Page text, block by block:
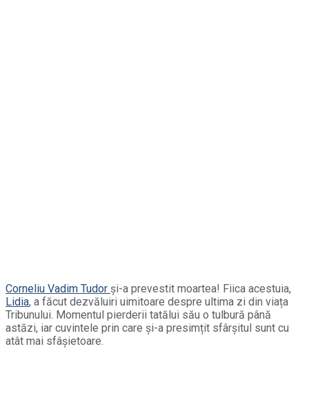
Corneliu Vadim Tudor și-a prevestit moartea! Fiica acestuia,
Lidia, a făcut dezvăluiri uimitoare despre ultima zi din viața
Tribunului. Momentul pierderii tatălui său o tulbură până
astăzi, iar cuvintele prin care și-a presimțit sfârșitul sunt cu
atât mai sfâșietoare.